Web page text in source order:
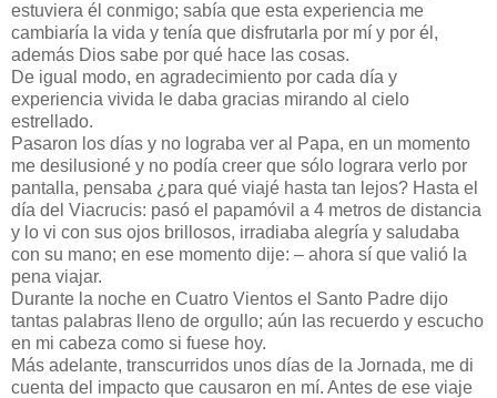
estuviera él conmigo; sabía que esta experiencia me
cambiaría la vida y tenía que disfrutarla por mí y por él,
además Dios sabe por qué hace las cosas.
De igual modo, en agradecimiento por cada día y
experiencia vivida le daba gracias mirando al cielo
estrellado.
Pasaron los días y no lograba ver al Papa, en un momento
me desilusioné y no podía creer que sólo lograra verlo por
pantalla, pensaba ¿para qué viajé hasta tan lejos? Hasta el
día del Viacrucis: pasó el papamóvil a 4 metros de distancia
y lo vi con sus ojos brillosos, irradiaba alegría y saludaba
con su mano; en ese momento dije: – ahora sí que valió la
pena viajar.
Durante la noche en Cuatro Vientos el Santo Padre dijo
tantas palabras lleno de orgullo; aún las recuerdo y escucho
en mi cabeza como si fuese hoy.
Más adelante, transcurridos unos días de la Jornada, me di
cuenta del impacto que causaron en mí. Antes de ese viaje